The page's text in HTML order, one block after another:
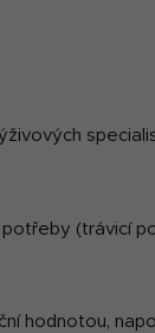
(trávicí
hodnotou,